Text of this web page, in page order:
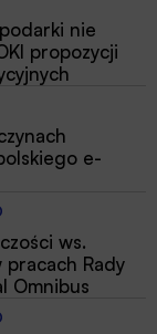
nie
propozycji
e-
ws.
Rady
Omnibus